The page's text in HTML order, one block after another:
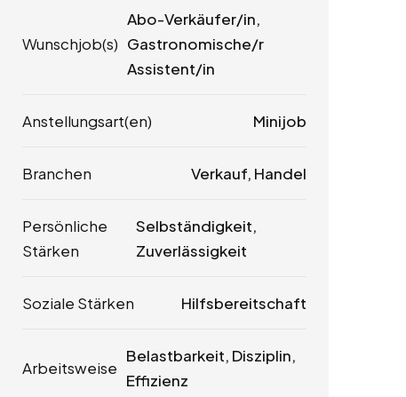
Wunschjob(s)
Abo-Verkäufer/in,
Gastronomische/r
Assistent/in
Anstellungsart(en) Minijob
Branchen Verkauf, Handel
Persönliche
Stärken
Selbständigkeit,
Zuverlässigkeit
Soziale Stärken Hilfsbereitschaft
Arbeitsweise
Belastbarkeit, Disziplin,
Effizienz